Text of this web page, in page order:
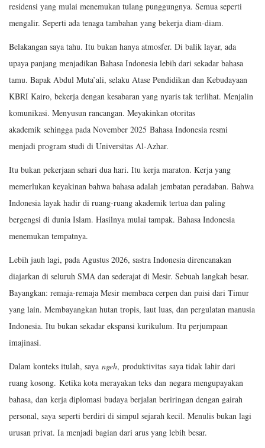
residensi yang mulai menemukan tulang punggungnya. Semua seperti
mengalir. Seperti ada tenaga tambahan yang bekerja diam-diam.
Belakangan saya tahu. Itu bukan hanya atmosfer. Di balik layar, ada
upaya panjang menjadikan Bahasa Indonesia lebih dari sekadar bahasa
tamu. Bapak Abdul Muta’ali, selaku Atase Pendidikan dan Kebudayaan
KBRI Kairo, bekerja dengan kesabaran yang nyaris tak terlihat. Menjalin
komunikasi. Menyusun rancangan. Meyakinkan otoritas
akademik sehingga pada November 2025 Bahasa Indonesia resmi
menjadi program studi di Universitas Al-Azhar.
Itu bukan pekerjaan sehari dua hari. Itu kerja maraton. Kerja yang
memerlukan keyakinan bahwa bahasa adalah jembatan peradaban. Bahwa
Indonesia layak hadir di ruang-ruang akademik tertua dan paling
bergengsi di dunia Islam. Hasilnya mulai tampak. Bahasa Indonesia
menemukan tempatnya.
Lebih jauh lagi, pada Agustus 2026, sastra Indonesia direncanakan
diajarkan di seluruh SMA dan sederajat di Mesir. Sebuah langkah besar.
Bayangkan: remaja-remaja Mesir membaca cerpen dan puisi dari Timur
yang lain. Membayangkan hutan tropis, laut luas, dan pergulatan manusia
Indonesia. Itu bukan sekadar ekspansi kurikulum. Itu perjumpaan
imajinasi.
Dalam konteks itulah, saya ngeh, produktivitas saya tidak lahir dari
ruang kosong. Ketika kota merayakan teks dan negara mengupayakan
bahasa, dan kerja diplomasi budaya berjalan beriringan dengan gairah
personal, saya seperti berdiri di simpul sejarah kecil. Menulis bukan lagi
urusan privat. Ia menjadi bagian dari arus yang lebih besar.